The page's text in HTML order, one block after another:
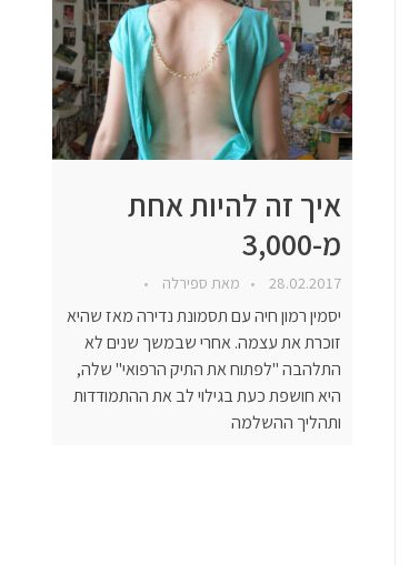
איך זה להיות אחת
מ-3,000
28.02.2017 מאת ספירלה
יסמין רמון חיה עם תסמונת נדירה מאז שהיא
זוכרת את עצמה. אחרי שבמשך שנים לא
התלהבה "לפתוח את התיק הרפואי" שלה,
היא חושפת כעת בגילוי לב את ההתמודדות
ותהליך ההשלמה